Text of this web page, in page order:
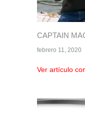
CAPTAIN
febrero 11, 2020
Ver artículo